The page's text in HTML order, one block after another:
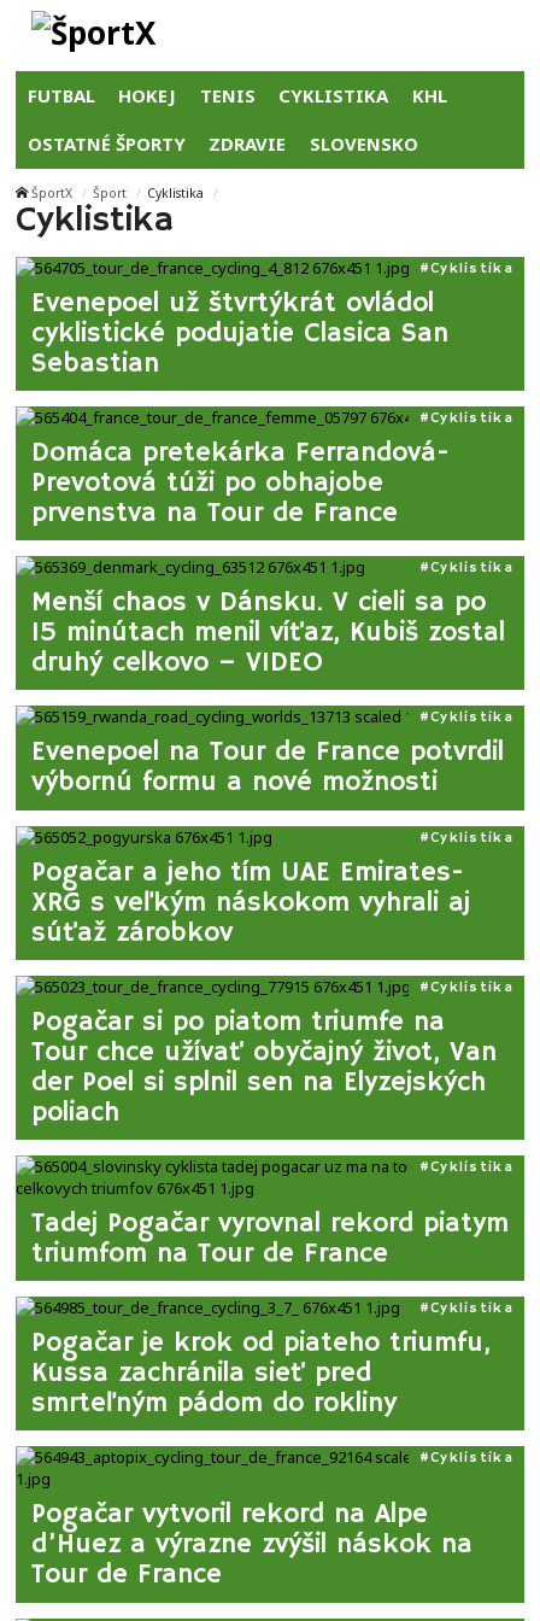
FUTBAL HOKEJ TENIS CYKLISTIKA KHL
OSTATNÉ ŠPORTY ZDRAVIE SLOVENSKO
ŠportX Šport Cyklistika
Cyklistika
Evenepoel už štvrtýkrát ovládol
cyklistické podujatie Clasica San
Sebastian
Cyklistika
Domáca pretekárka Ferrandová-
Prevotová túži po obhajobe
prvenstva na Tour de France
Cyklistika
Menší chaos v Dánsku. V cieli sa po
15 minútach menil víťaz, Kubiš zostal
druhý celkovo – VIDEO
Cyklistika
Evenepoel na Tour de France potvrdil
výbornú formu a nové možnosti
Cyklistika
Pogačar a jeho tím UAE Emirates-
XRG s veľkým náskokom vyhrali aj
súťaž zárobkov
Cyklistika
Pogačar si po piatom triumfe na
Tour chce užívať obyčajný život, Van
der Poel si splnil sen na Elyzejských
poliach
Cyklistika
Tadej Pogačar vyrovnal rekord piatym
triumfom na Tour de France
Cyklistika
Pogačar je krok od piateho triumfu,
Kussa zachránila sieť pred
smrteľným pádom do rokliny
Cyklistika
Pogačar vytvoril rekord na Alpe
d’Huez a výrazne zvýšil náskok na
Tour de France
Cyklistika